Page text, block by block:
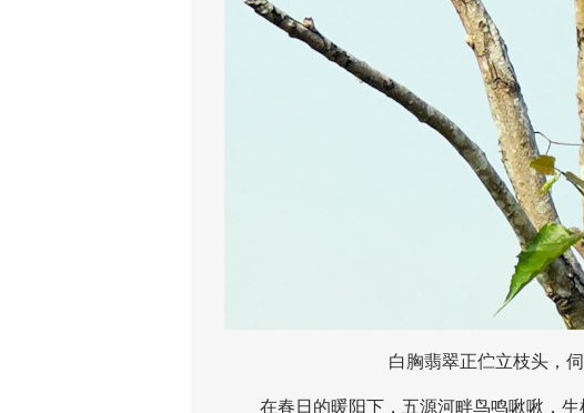
白胸翡翠正伫立枝头，伺
在春日的暖阳下，五源河畔鸟鸣啾啾，生